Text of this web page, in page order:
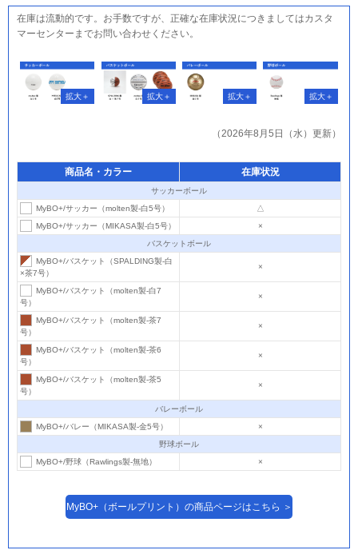
在庫は流動的です。お手数ですが、正確な在庫状況につきましてはカスタ
マーセンターまでお問い合わせください。
（2026年8月5日（水）更新）
商品名・カラー 在庫状況
サッカーボール
MyBO+/サッカー（molten製-白5号）
△
MyBO+/サッカー（MIKASA製-白5号）
×
バスケットボール
MyBO+/バスケット（SPALDING製-白
×茶7号）
×
MyBO+/バスケット（molten製-白7
号）
×
MyBO+/バスケット（molten製-茶7
号）
×
MyBO+/バスケット（molten製-茶6
号）
×
MyBO+/バスケット（molten製-茶5
号）
×
バレーボール
MyBO+/バレー（MIKASA製-金5号）
×
野球ボール
MyBO+/野球（Rawlings製-無地）
×
MyBO+（ボールプリント）の商品ページはこちら ＞